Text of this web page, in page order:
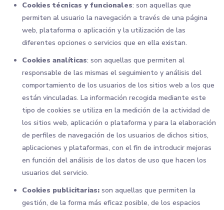
Cookies técnicas y funcionales: son aquellas que
permiten al usuario la navegación a través de una página
web, plataforma o aplicación y la utilización de las
diferentes opciones o servicios que en ella existan.
Cookies analíticas: son aquellas que permiten al
responsable de las mismas el seguimiento y análisis del
comportamiento de los usuarios de los sitios web a los que
están vinculadas. La información recogida mediante este
tipo de cookies se utiliza en la medición de la actividad de
los sitios web, aplicación o plataforma y para la elaboración
de perfiles de navegación de los usuarios de dichos sitios,
aplicaciones y plataformas, con el fin de introducir mejoras
en función del análisis de los datos de uso que hacen los
usuarios del servicio.
Cookies publicitarias: son aquellas que permiten la
gestión, de la forma más eficaz posible, de los espacios